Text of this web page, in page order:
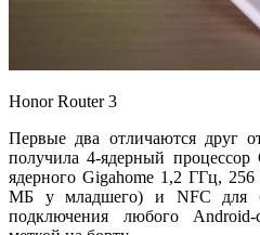
Honor Router 3
Первые два отличаются друг
получила 4-ядерный
ядерного Gigahome 1,2 ГГц,
МБ у младшего) и NFC для
подключения любого Android-